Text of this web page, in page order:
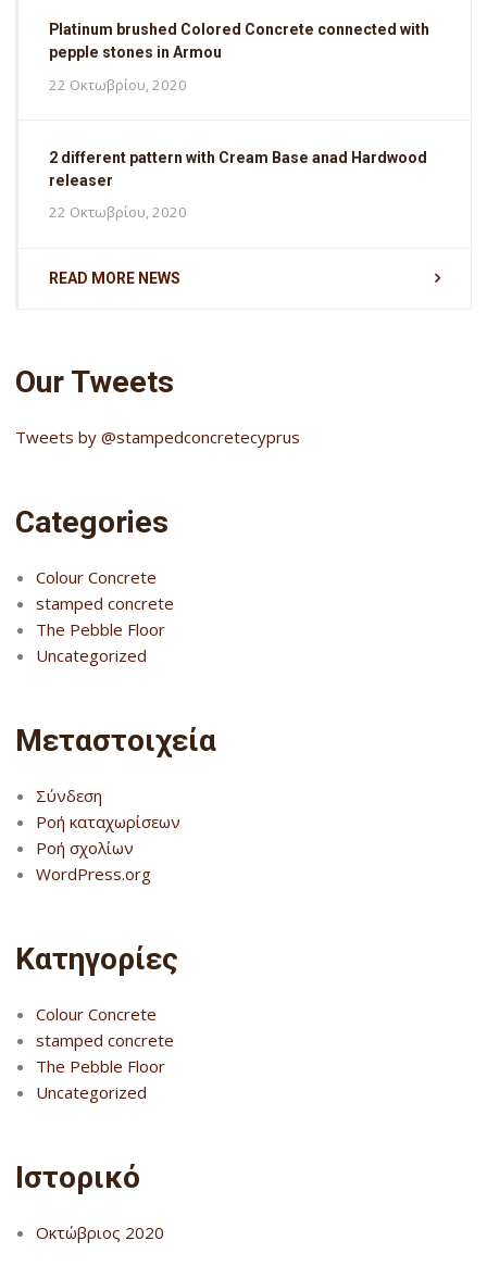
Platinum brushed Colored Concrete connected with
pepple stones in Armou
22 Οκτωβρίου, 2020
2 different pattern with Cream Base anad Hardwood
releaser
22 Οκτωβρίου, 2020
READ MORE NEWS
Our Tweets
Tweets by @stampedconcretecyprus
Categories
Colour Concrete
stamped concrete
The Pebble Floor
Uncategorized
Μεταστοιχεία
Σύνδεση
Ροή καταχωρίσεων
Ροή σχολίων
WordPress.org
Kατηγορίες
Colour Concrete
stamped concrete
The Pebble Floor
Uncategorized
Ιστορικό
Οκτώβριος 2020